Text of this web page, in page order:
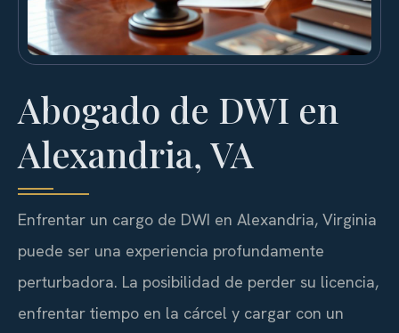
Abogado de DWI en
Alexandria, VA
Enfrentar un cargo de DWI en Alexandria, Virginia
puede ser una experiencia profundamente
perturbadora. La posibilidad de perder su licencia,
enfrentar tiempo en la cárcel y cargar con un